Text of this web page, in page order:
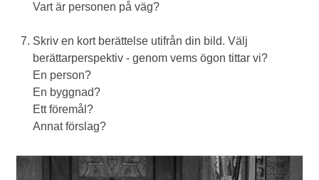
Vart är personen på väg?
Skriv en kort berättelse utifrån din bild. Välj
berättarperspektiv - genom vems ögon tittar vi?
En person?
En byggnad?
Ett föremål?
Annat förslag?